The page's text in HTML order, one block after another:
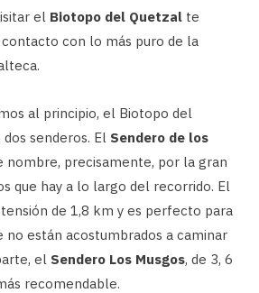
el Biotopo del Quetzal te
con lo más puro de la
al principio, el Biotopo del
senderos. El Sendero de los
nombre, precisamente, por la gran
que hay a lo largo del recorrido. El
de 1,8 km y es perfecto para
no están acostumbrados a caminar
el Sendero Los Musgos, de 3, 6
recomendable.